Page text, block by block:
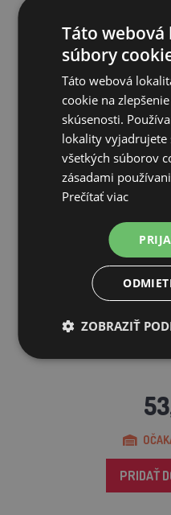
Záruka:24 mesiacov
PRIDAŤ
Táto
súbory
Táto webová
cookie na
skúsenosti.
lokality vyjadrujete
všetkých súborov
zásadami
Prečítať viac
ZOBRAZIŤ